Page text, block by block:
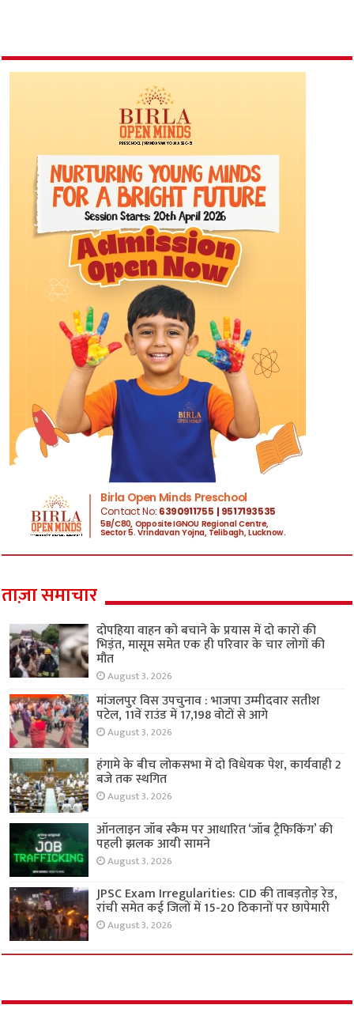
ताज़ा समाचार
दोपहिया वाहन को बचाने के प्रयास में दो कारों की
भिड़ंत, मासूम समेत एक ही परिवार के चार लोगों की
मौत
August 3, 2026
मांजलपुर विस उपचुनाव : भाजपा उम्मीदवार सतीश
पटेल, 11वें राउंड में 17,198 वोटों से आगे
August 3, 2026
हंगामे के बीच लोकसभा में दो विधेयक पेश, कार्यवाही 2
बजे तक स्थगित
August 3, 2026
ऑनलाइन जॉब स्कैम पर आधारित ‘जॉब ट्रैफिकिंग’ की
पहली झलक आयी सामने
August 3, 2026
JPSC Exam Irregularities: CID की ताबड़तोड़ रेड,
रांची समेत कई जिलों में 15-20 ठिकानों पर छापेमारी
August 3, 2026